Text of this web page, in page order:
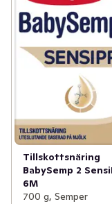
Tillskottsnäring
BabySemp 2
6M
700 g, Semper